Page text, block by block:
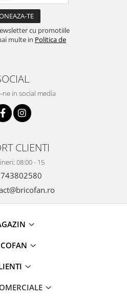
si
de
cu promotiile
multe in Politica de
ne in social media
CLIENTI
08:00 - 15